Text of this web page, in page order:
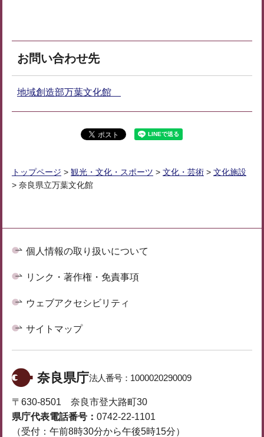
お問い合わせ先
地域創造部万葉文化館
トップページ > 観光・文化・スポーツ > 文化・芸術 > 文化施設
> 奈良県立万葉文化館
個人情報の取り扱いについて
リンク・著作権・免責事項
ウェブアクセシビリティ
サイトマップ
奈良県庁法人番号： 1000020290009
〒630-8501 奈良市登大路町30
県庁代表電話番号： 0742-22-1101
（受付：午前8時30分から午後5時15分）